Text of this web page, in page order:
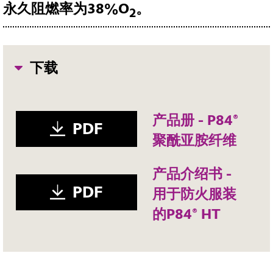
永久阻燃率为38%O2。
下载
PDF
产品册 - P84®
聚酰亚胺纤维
PDF
产品介绍书 -
用于防火服装
的P84® HT